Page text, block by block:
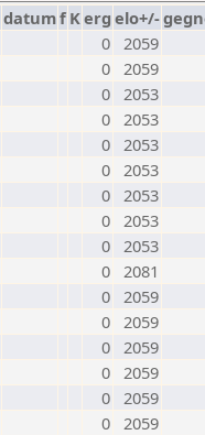
datumf Kerg elo+/-
0 2059
0 2059
0 2053
0 2053
0 2053
0 2053
0 2053
0 2053
0 2053
0 2081
0 2059
0 2059
0 2059
0 2059
0 2059
0 2059